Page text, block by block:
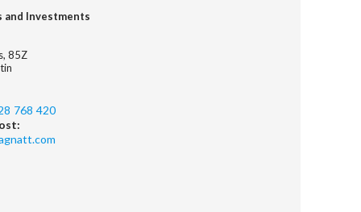
and Investments
85Z
768 420